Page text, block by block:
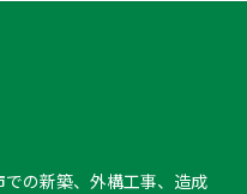
の新築、外構工事、造成